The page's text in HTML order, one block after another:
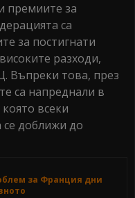
премиите за
са
за постигнати
разходи,
Въпреки това, през
са напреднали в
всеки
доближи до
за Франция дни